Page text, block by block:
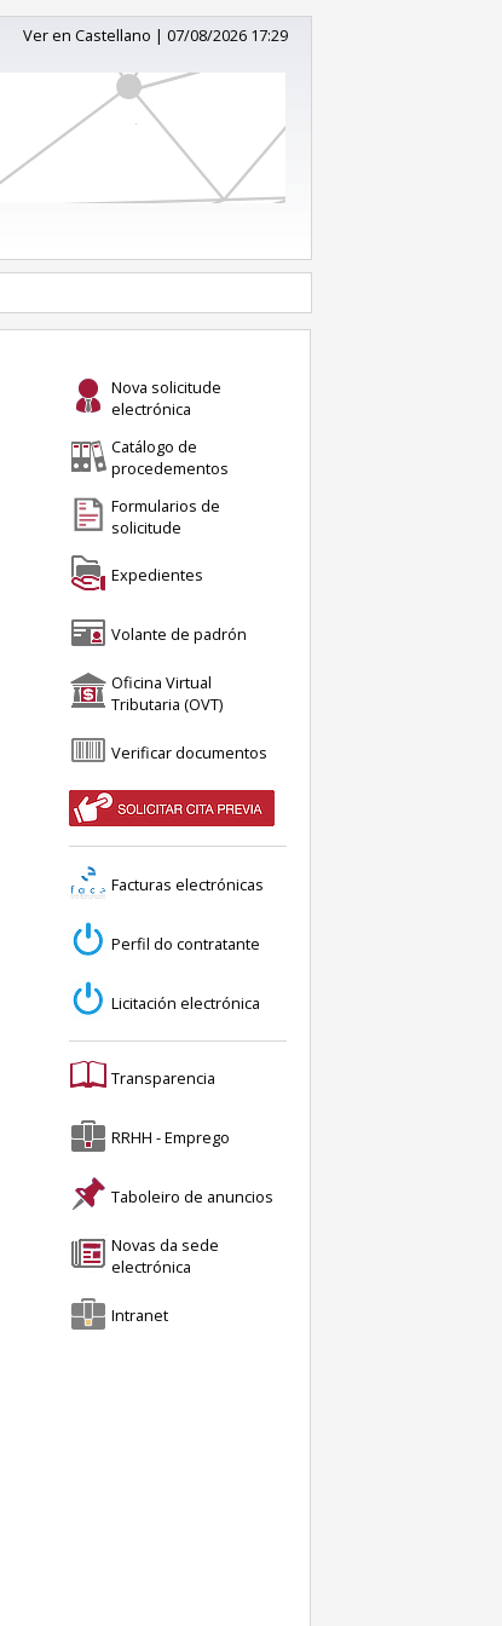
Ver en Castellano | 07/08/2026 17:29
Nova solicitude
electrónica
Catálogo de
procedementos
Formularios de
solicitude
Expedientes
Volante de padrón
Oficina Virtual
Tributaria (OVT)
Verificar documentos
Facturas electrónicas
Perfil do contratante
Licitación electrónica
Transparencia
RRHH - Emprego
Taboleiro de anuncios
Novas da sede
electrónica
Intranet